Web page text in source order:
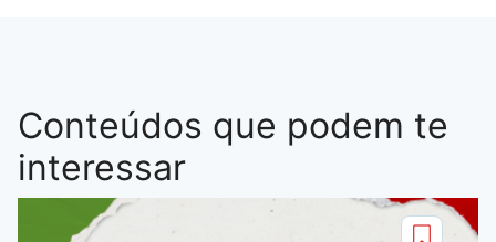
Conteúdos que podem te
interessar